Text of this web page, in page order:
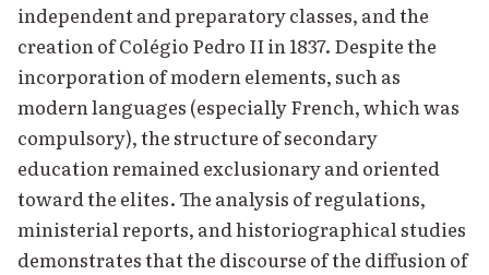
independent and preparatory classes, and the
creation of Colégio Pedro II in 1837. Despite the
incorporation of modern elements, such as
modern languages (especially French, which was
compulsory), the structure of secondary
education remained exclusionary and oriented
toward the elites. The analysis of regulations,
ministerial reports, and historiographical studies
demonstrates that the discourse of the diffusion of